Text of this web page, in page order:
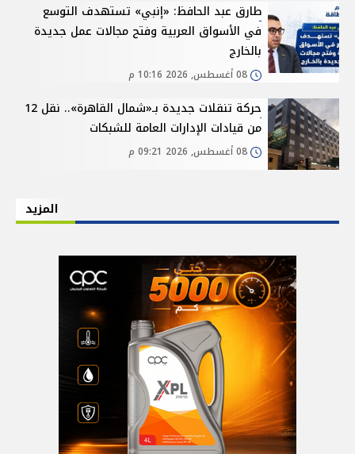
طارق عبد الحافظ: «إنبي» تستهدف التوسع
في الأسواق العربية وفتح مجالات عمل جديدة
بالخارج
حركة تنقلات جديدة بـ«شمال القاهرة».. نقل 12
من قيادات الإدارات العامة للشبكات
المزيد